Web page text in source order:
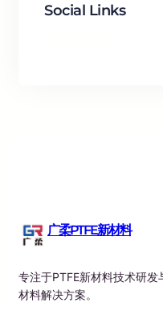
Social Links
广柔PTFE新材料
专注于PTFE新材料技术研
材料解决方案。